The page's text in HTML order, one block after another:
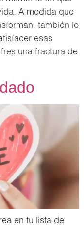
A medida que
también lo
esas
una fractura de
en tu lista de